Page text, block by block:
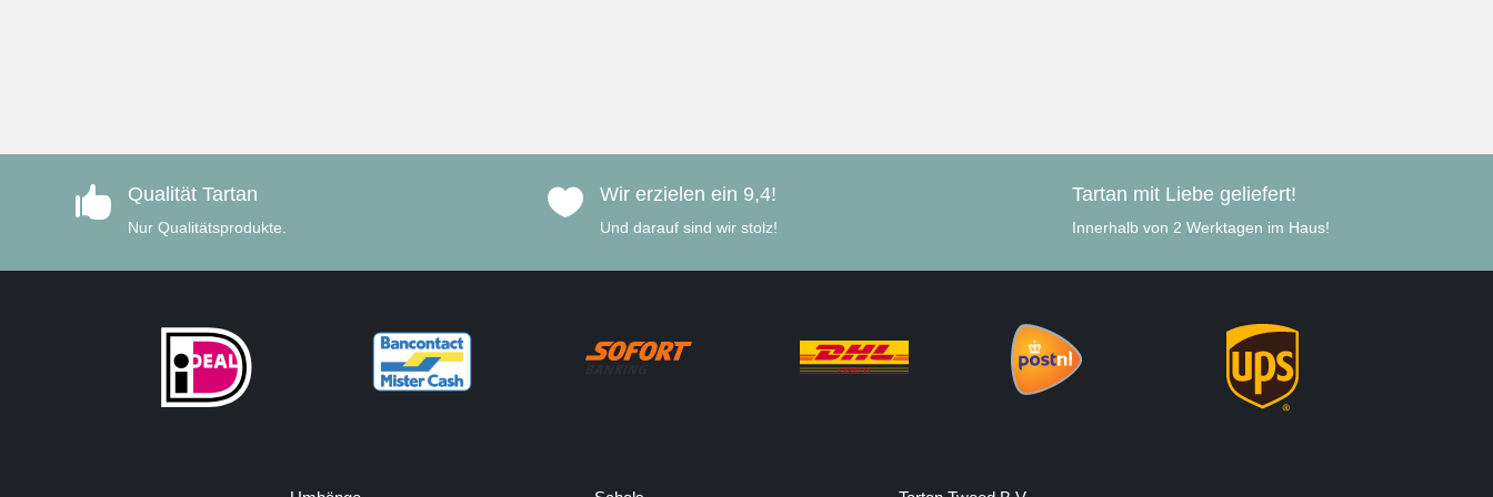
 Qualität Tartan
Nur Qualitätsprodukte.
 Wir erzielen ein 9,4!
Und darauf sind wir stolz!
Tartan mit Liebe geliefert!
Innerhalb von 2 Werktagen im Haus!